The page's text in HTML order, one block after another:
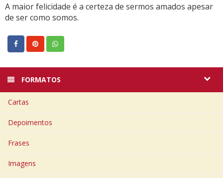
A maior felicidade é a certeza de sermos amados apesar
de ser como somos.
FORMATOS
Cartas
Depoimentos
Frases
Imagens